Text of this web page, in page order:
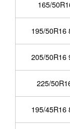
165/
195/50R16
205/50R16
225/
195/45R16